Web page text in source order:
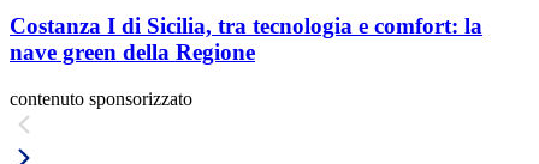
Costanza I di Sicilia, tra tecnologia e comfort: la
nave green della Regione
contenuto sponsorizzato